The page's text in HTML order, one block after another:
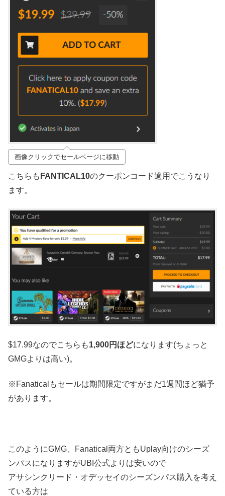
画像クリックでセールページに移動
こちらも FANTICAL10のクーポンコード適用でこうなり
ます。
$17.99なのでこちらも1,900円ほどになります(ちょっと
GMGよりは高い)。
※Fanaticalもセールは期間限定ですがまだ1週間ほど猶予
があります。
このようにGMG、Fanatical両方ともUplay向けのシーズ
ンパスになりますがUBI公式よりは安いので
アサシンクリード・オデッセイのシーズンパス購入を考え
ている方は